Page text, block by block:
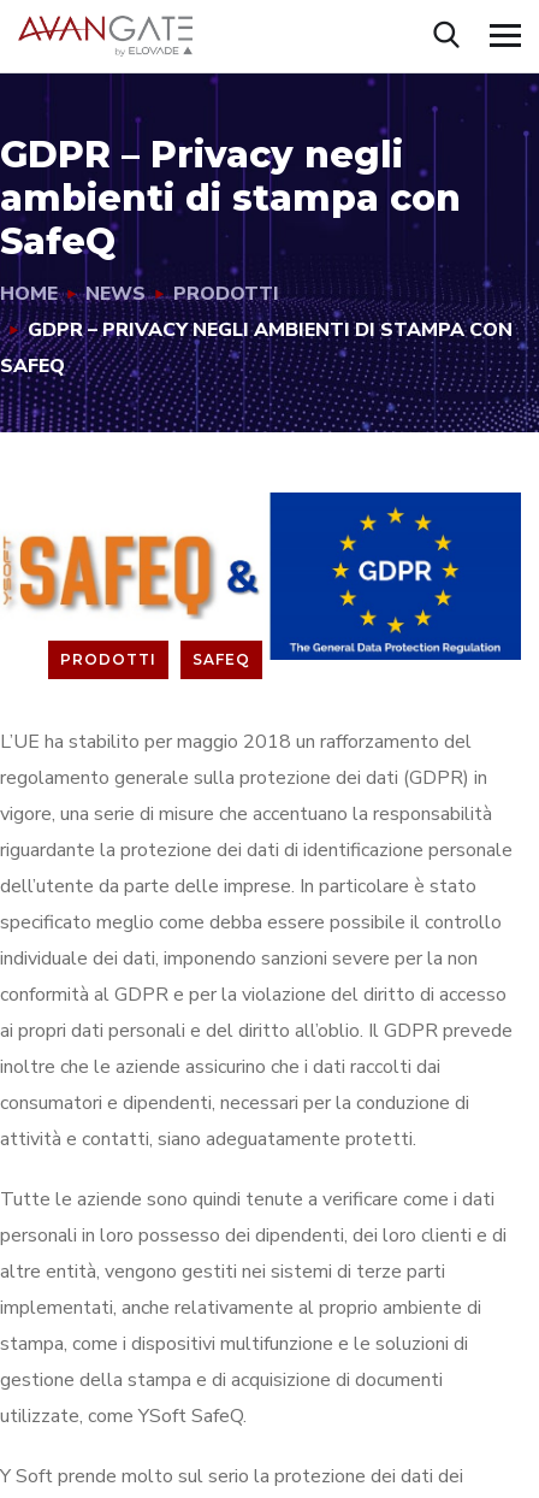
GDPR – Privacy negli
ambienti di stampa con
SafeQ
HOME NEWS
PRODOTTI
GDPR – PRIVACY NEGLI AMBIENTI DI STAMPA CON
SAFEQ
PRODOTTI SAFEQ
L’UE ha stabilito per maggio 2018 un rafforzamento del
regolamento generale sulla protezione dei dati (GDPR) in
vigore, una serie di misure che accentuano la responsabilità
riguardante la protezione dei dati di identificazione personale
dell’utente da parte delle imprese. In particolare è stato
specificato meglio come debba essere possibile il controllo
individuale dei dati, imponendo sanzioni severe per la non
conformità al GDPR e per la violazione del diritto di accesso
ai propri dati personali e del diritto all’oblio. Il GDPR prevede
inoltre che le aziende assicurino che i dati raccolti dai
consumatori e dipendenti, necessari per la conduzione di
attività e contatti, siano adeguatamente protetti.
Tutte le aziende sono quindi tenute a verificare come i dati
personali in loro possesso dei dipendenti, dei loro clienti e di
altre entità, vengono gestiti nei sistemi di terze parti
implementati, anche relativamente al proprio ambiente di
stampa, come i dispositivi multifunzione e le soluzioni di
gestione della stampa e di acquisizione di documenti
utilizzate, come YSoft SafeQ.
Y Soft prende molto sul serio la protezione dei dati dei